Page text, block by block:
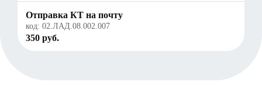
Отправка КТ на почту
код: 02.ЛАД.08.002.007
350 руб.